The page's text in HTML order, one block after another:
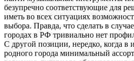
безупречно соответствующие для
иметь во всех ситуациях
выбора. Правда, что сделать в
городах в РФ тривиально нет
С другой позиции, нередко, когда в
родного города минимальный